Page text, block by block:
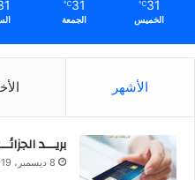
31
℃
الخميس
31
℃
الجمعة
الأشهر
بريـــد
8 ديسمبر، 2019